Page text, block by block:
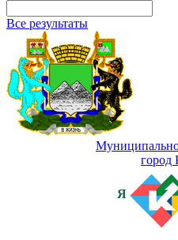
Все результаты
город
Я